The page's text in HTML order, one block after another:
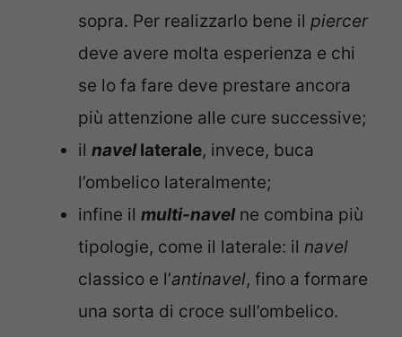
sopra. Per realizzarlo bene il piercer
deve avere molta esperienza e chi
se lo fa fare deve prestare ancora
più attenzione alle cure successive;
il navellaterale, invece, buca
l’ombelico lateralmente;
infine il multi-navelne combina più
tipologie, come il laterale: il navel
classico e l’antinavel, fino a formare
una sorta di croce sull’ombelico.